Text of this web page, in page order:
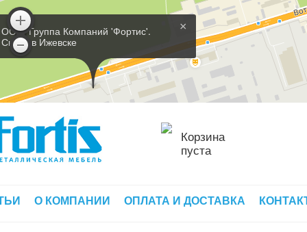
×
ООО 'Группа Компаний 'Фортис'.
Склад в Ижевске
Корзина
пуста
О КОМПАНИИ ОПЛАТА И ДОСТАВКА